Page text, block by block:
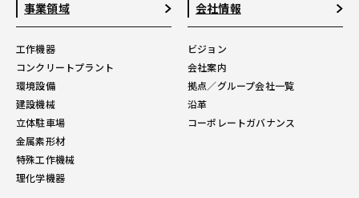
事業領域
工作機器
コンクリートプラント
環境設備
建設機械
立体駐車場
金属素形材
特殊工作機械
理化学機器
会社情報
ビジョン
会社案内
拠点／グループ会社一覧
沿革
コーポレートガバナンス